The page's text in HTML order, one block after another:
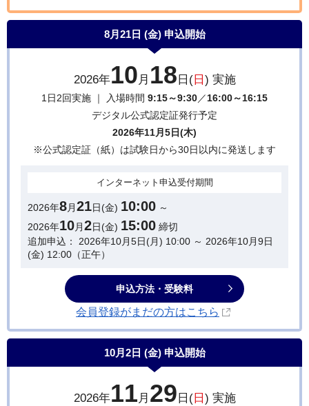
8月21日 (金) 申込開始
2026年10 月 18 日(日 ) 実施
1日2回実施 ｜ 入場時間 9:15～9:30／16:00～16:15
デジタル公式認定証発行予定
2026年11月5日(木)
※公式認定証（紙）は試験日から30日以内に発送します
申込方法・受験料
会員登録がまだの方はこちら
インターネット 申込受付期間
2026年8月21日(金) 10:00 ～
2026年10月2日(金) 15:00 締切
追加申込： 2026年10月5日(月) 10:00 ～ 2026年10月9日
(金) 12:00（正午）
10月2日 (金) 申込開始
2026年11 月 29 日(日 ) 実施